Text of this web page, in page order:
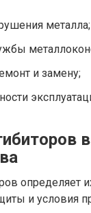
металла;
и замену;
определяет
и